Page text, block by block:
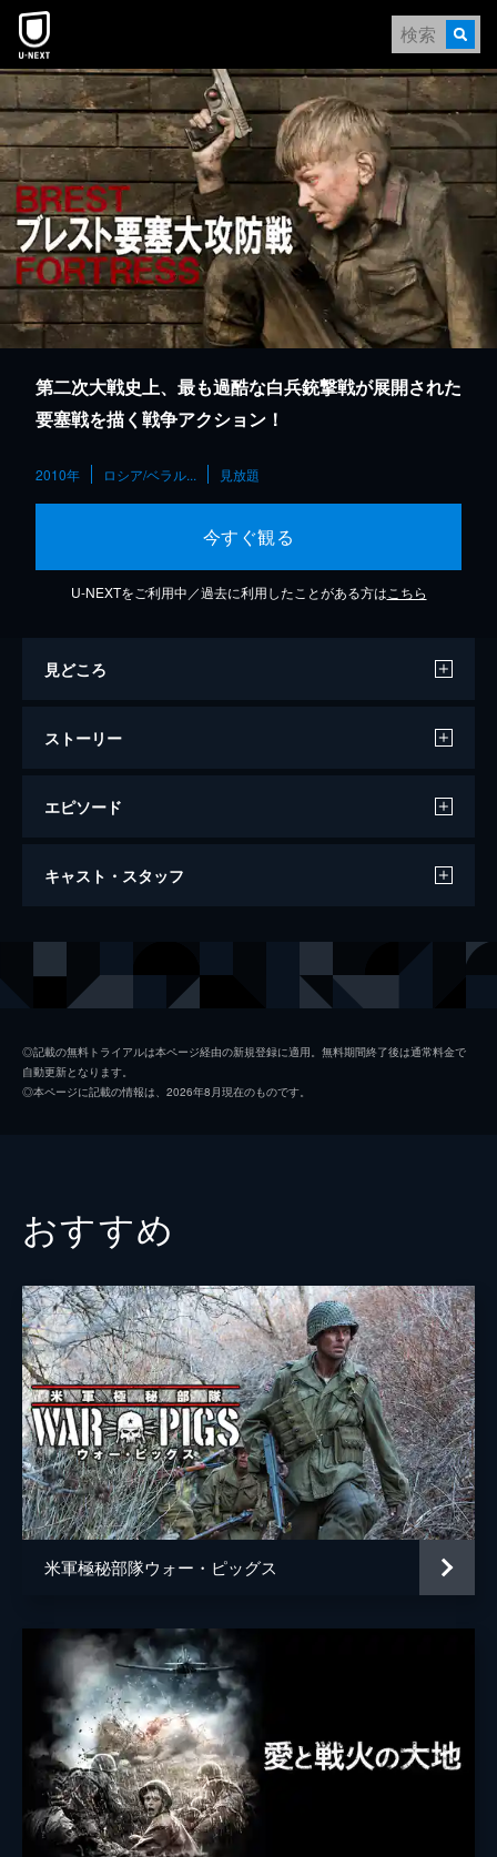
本文へスキップ
第二次大戦史上、最も過酷な白兵銃撃戦が展開された
要塞戦を描く戦争アクション！
2010年 ロシア/ベラル... 見放題
今すぐ観る
U-NEXTをご利用中／過去に利用したことがある方は こちら
見どころ
ストーリー
エピソード
ブレスト要塞大攻防戦
キャスト・スタッフ
アンドレイ・メルズリキン
脚本
ヴラディミール・エリョミン
アレクサンドル・コット
音楽 ユーリ・クラサヴィン
◎記載の無料トライアルは本ページ経由の新規登録に適用。無料期間終了後は通常料金で
自動更新となります。
◎本ページに記載の情報は、2026年8月現在のものです。
おすすめ
米軍極秘部隊ウォー・ピッグス